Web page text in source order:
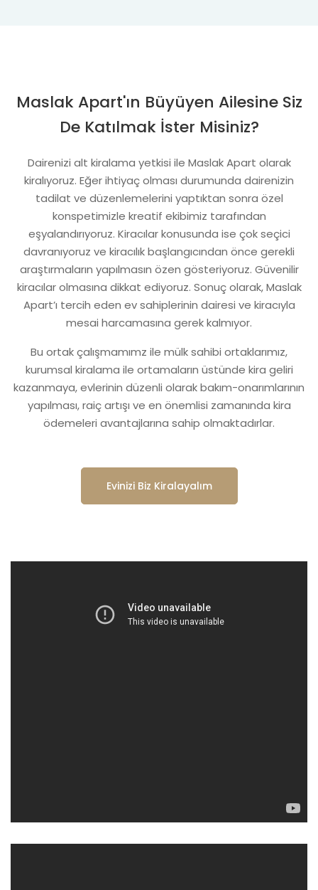
Maslak Apart'ın Büyüyen Ailesine Siz
De Katılmak İster Misiniz?
Dairenizi alt kiralama yetkisi ile Maslak Apart olarak
kiralıyoruz. Eğer ihtiyaç olması durumunda dairenizin
tadilat ve düzenlemelerini yaptıktan sonra özel
konspetimizle kreatif ekibimiz tarafından
eşyalandırıyoruz. Kiracılar konusunda ise çok seçici
davranıyoruz ve kiracılık başlangıcından önce gerekli
araştırmaların yapılmasın özen gösteriyoruz. Güvenilir
kiracılar olmasına dikkat ediyoruz. Sonuç olarak, Maslak
Apart’ı tercih eden ev sahiplerinin dairesi ve kiracıyla
mesai harcamasına gerek kalmıyor.
Bu ortak çalışmamımz ile mülk sahibi ortaklarımız,
kurumsal kiralama ile ortamaların üstünde kira geliri
kazanmaya, evlerinin düzenli olarak bakım-onarımlarının
yapılması, raiç artışı ve en önemlisi zamanında kira
ödemeleri avantajlarına sahip olmaktadırlar.
Evinizi Biz Kiralayalım